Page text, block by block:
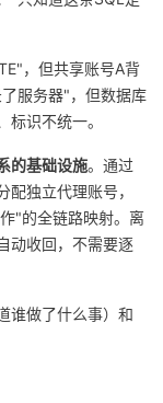
，但共享账号A背
服务器"，但数据库
识不统一。
的基础设施。通过
独立代理账号，
"的全链路映射。离
动收回，不需要逐
谁做了什么事）和